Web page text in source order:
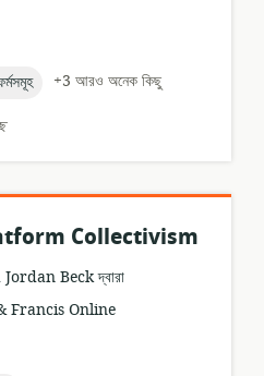
+3 আরও অনেক কিছু
Collectivism
Beck দ্বারা
Francis Online